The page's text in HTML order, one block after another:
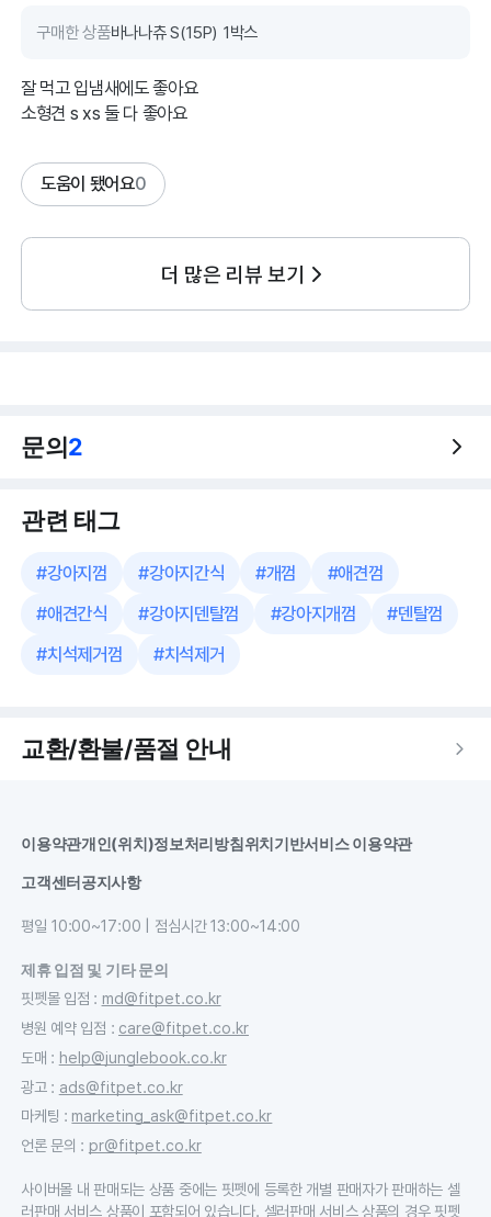
구매한 상품바나나츄 S(15P) 1박스
잘 먹고 입냄새에도 좋아요
소형견 s xs 둘 다 좋아요
도움이 됐어요0
더 많은 리뷰 보기
문의2
관련 태그
#강아지껌 #강아지간식 #개껌 #애견껌
#애견간식 #강아지덴탈껌 #강아지개껌 #덴탈껌
#치석제거껌 #치석제거
교환/환불/품절 안내
이용약관개인(위치)정보처리방침위치기반서비스 이용약관
고객센터공지사항
평일 10:00~17:00 | 점심시간 13:00~14:00
제휴 입점 및 기타 문의
핏펫몰 입점 : md@fitpet.co.kr
병원 예약 입점 : care@fitpet.co.kr
도매 : help@junglebook.co.kr
광고: ads@fitpet.co.kr
마케팅 : marketing_ask@fitpet.co.kr
언론 문의 : pr@fitpet.co.kr
사이버몰 내 판매되는 상품 중에는 핏펫에 등록한 개별 판매자가 판매하는 셀
러판매 서비스 상품이 포함되어 있습니다. 셀러판매 서비스 상품의 경우 핏펫